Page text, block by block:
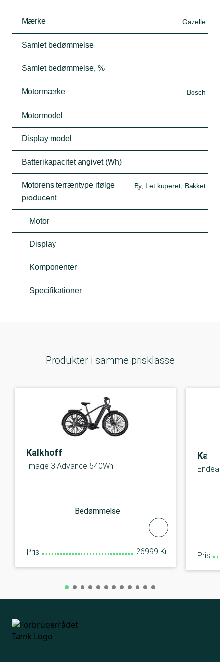
Mærke Gazelle
Samlet bedømmelse
Samlet bedømmelse, %
Motormærke Bosch
Motormodel
Display model
Batterikapacitet angivet (Wh)
Motorens terræntype ifølge
producent
By, Let kuperet, Bakket
Motor
Display
Komponenter
Specifikationer
Produkter i samme prisklasse
Kalkhoff
Image 3 Advance 540Wh
Bedømmelse
Pris 26999 Kr. Pris